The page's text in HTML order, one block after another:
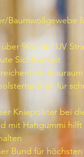
Baumwollgewebe
98% der UV
Sichtbarkeit
Stauraum
für
Kniepolster bei
mit Haftgummi
Bund für